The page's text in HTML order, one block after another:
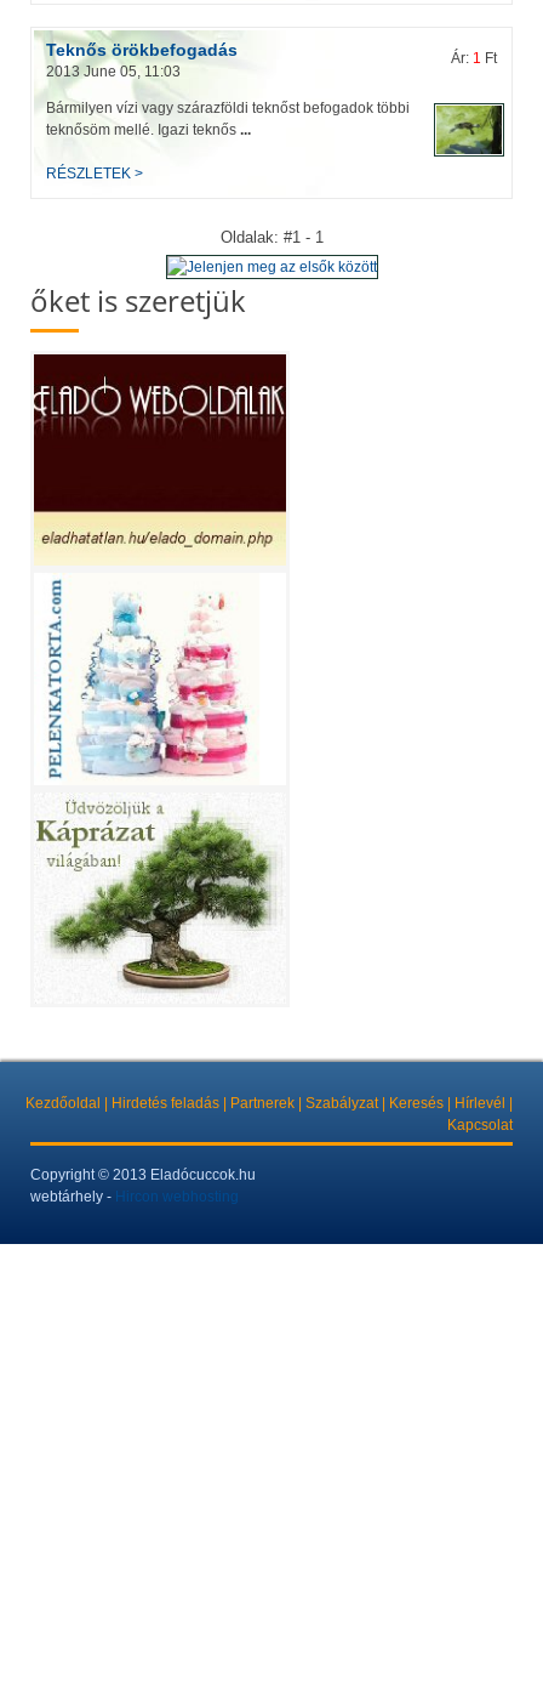
Teknős örökbefogadás
2013 June 05, 11:03
Ár: 1 Ft
Bármilyen vízi vagy szárazföldi teknőst befogadok többi
teknősöm mellé. Igazi teknős ...
RÉSZLETEK >
Oldalak: #1 - 1
őket is szeretjük
Kezdőoldal Hirdetés feladás Partnerek Szabályzat Keresés Hírlevél
Kapcsolat
Copyright© 2013 Eladócuccok.hu
webtárhely - Hircon webhosting